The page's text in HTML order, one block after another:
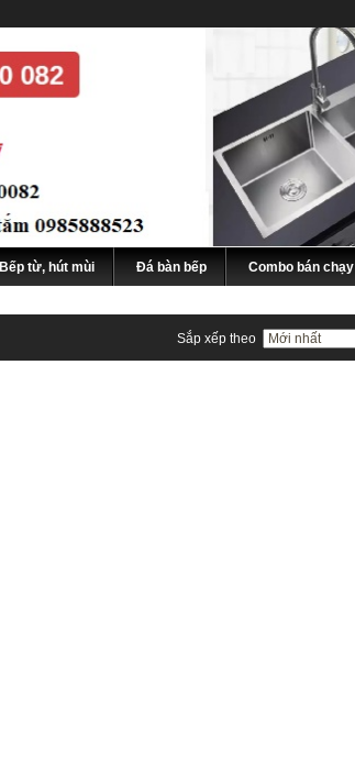
Bếp từ, hút mùi Đá bàn bếp Combo bán chạy
Sắp xếp theo